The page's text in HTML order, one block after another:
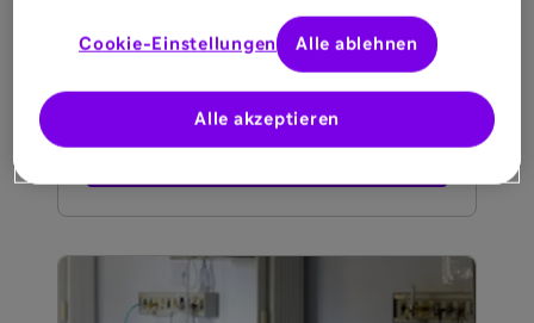
Ort finden
Cookie-Einstellungen
Alle akzeptieren
Alle ablehnen